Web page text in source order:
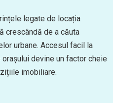
legate de locația
crescândă de a căuta
urbane. Accesul facil la
devine un factor cheie
imobiliare.